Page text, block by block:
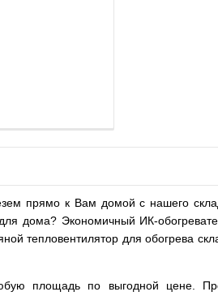
прямо к Вам домой с нашего
дома? Экономичный ИК-
тепловентилятор для обогрева
площадь по выгодной цене.